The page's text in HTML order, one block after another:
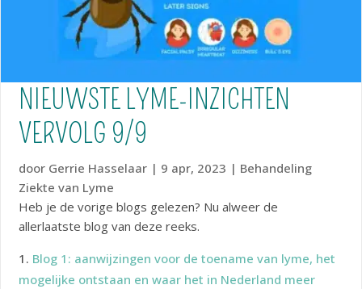
NIEUWSTE LYME-INZICHTEN
VERVOLG 9/9
door Gerrie Hasselaar | 9 apr, 2023 | Behandeling
Ziekte van Lyme
Heb je de vorige blogs gelezen? Nu alweer de
allerlaatste blog van deze reeks.
Blog 1: aanwijzingen voor de toename van lyme, het
mogelijke ontstaan en waar het in Nederland meer